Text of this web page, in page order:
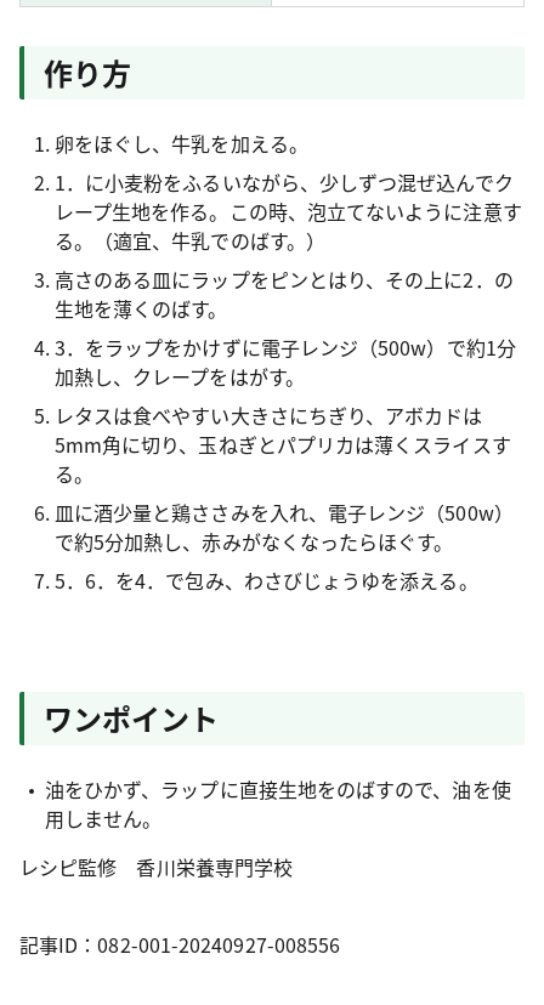
作り方
卵をほぐし、牛乳を加える。
1．に小麦粉をふるいながら、少しずつ混ぜ込んでク
レープ生地を作る。この時、泡立てないように注意す
る。（適宜、牛乳でのばす。）
高さのある皿にラップをピンとはり、その上に2．の
生地を薄くのばす。
3．をラップをかけずに電子レンジ（500w）で約1分
加熱し、クレープをはがす。
レタスは食べやすい大きさにちぎり、アボカドは
5mm角に切り、玉ねぎとパプリカは薄くスライスす
る。
皿に酒少量と鶏ささみを入れ、電子レンジ（500w）
で約5分加熱し、赤みがなくなったらほぐす。
5．6．を4．で包み、わさびじょうゆを添える。
ワンポイント
油をひかず、ラップに直接生地をのばすので、油を使
用しません。
レシピ監修 香川栄養専門学校
記事ID：082-001-20240927-008556